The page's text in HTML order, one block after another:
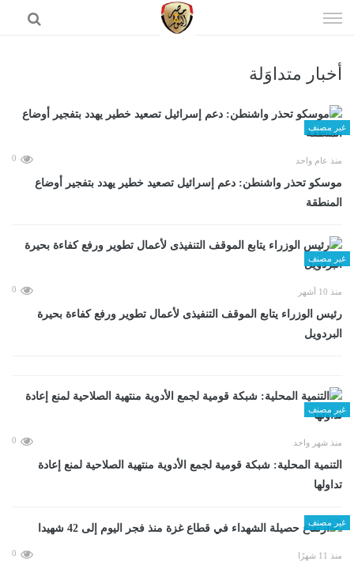
الى
أخبار متداوَلة
غير مصنف
منذ عام واحد 0
موسكو تحذر واشنطن: دعم إسرائيل تصعيد خطير يهدد بتفجير أوضاع
المنطقة
غير مصنف
منذ 10 أشهر 0
رئيس الوزراء يتابع الموقف التنفيذى لأعمال تطوير ورفع كفاءة بحيرة
البردويل
غير مصنف
منذ شهر واحد 0
التنمية المحلية: شبكة قومية لجمع الأدوية منتهية الصلاحية لمنع إعادة
تداولها
غير مصنف
منذ 11 شهرًا 0